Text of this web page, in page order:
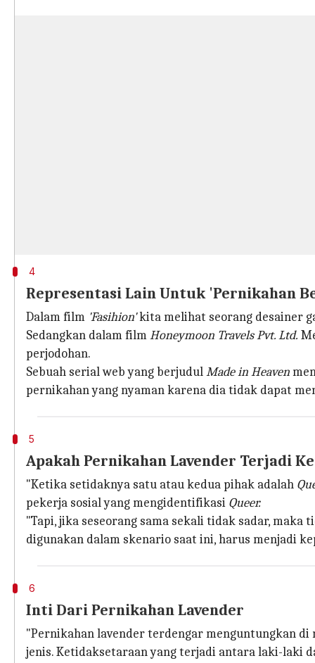
4
Representasi Lain Untuk 'Pernikahan
Dalam film 'Fasihion'kita melihat seorang desainer
Sedangkan dalam filmHoneymoon Travels Pvt. Ltd.
perjodohan.
Sebuah serial web yang berjudulMade in Heaven
pernikahan yang nyaman karena dia tidak dapat
5
Apakah Pernikahan Lavender Terjadi
"Ketika setidaknya satu atau kedua pihak adalah
pekerja sosial yang mengidentifikasi Queer.
"Tapi, jika seseorang sama sekali tidak sadar,
digunakan dalam skenario saat ini, harus menjadi
6
Inti Dari Pernikahan Lavender
"Pernikahan lavender terdengar menguntungkan
jenis. Ketidaksetaraan yang terjadi antara laki-laki